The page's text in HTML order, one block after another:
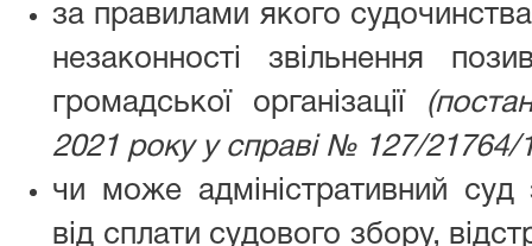
за правилами якого
незаконності звільнення
громадської організації
2021 року у справі № 127/21764/
чи може адміністративний суд
від сплати судового збору,